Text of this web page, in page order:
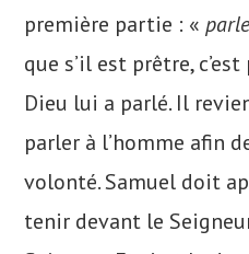
première partie : «
que s’il est prêtre,
Dieu lui a parlé. Il
parler à l’homme afin
volonté. Samuel doit
tenir devant le